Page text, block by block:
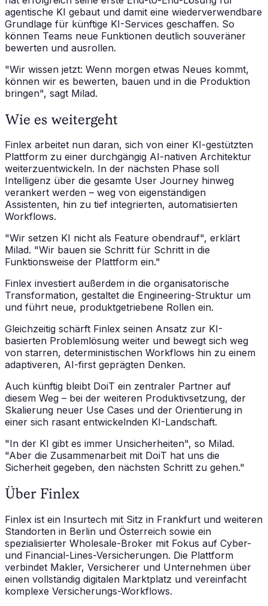
agentische KI gebaut und damit eine wiederverwendbare
Grundlage für künftige KI-Services geschaffen. So
können Teams neue Funktionen deutlich souveräner
bewerten und ausrollen.
"Wir wissen jetzt: Wenn morgen etwas Neues kommt,
können wir es bewerten, bauen und in die Produktion
bringen", sagt Milad.
Wie es weitergeht
Finlex arbeitet nun daran, sich von einer KI-gestützten
Plattform zu einer durchgängig AI-nativen Architektur
weiterzuentwickeln. In der nächsten Phase soll
Intelligenz über die gesamte User Journey hinweg
verankert werden – weg von eigenständigen
Assistenten, hin zu tief integrierten, automatisierten
Workflows.
"Wir setzen KI nicht als Feature obendrauf", erklärt
Milad. "Wir bauen sie Schritt für Schritt in die
Funktionsweise der Plattform ein."
Finlex investiert außerdem in die organisatorische
Transformation, gestaltet die Engineering-Struktur um
und führt neue, produktgetriebene Rollen ein.
Gleichzeitig schärft Finlex seinen Ansatz zur KI-
basierten Problemlösung weiter und bewegt sich weg
von starren, deterministischen Workflows hin zu einem
adaptiveren, AI-first geprägten Denken.
Auch künftig bleibt DoiT ein zentraler Partner auf
diesem Weg – bei der weiteren Produktivsetzung, der
Skalierung neuer Use Cases und der Orientierung in
einer sich rasant entwickelnden KI-Landschaft.
"In der KI gibt es immer Unsicherheiten", so Milad.
"Aber die Zusammenarbeit mit DoiT hat uns die
Sicherheit gegeben, den nächsten Schritt zu gehen."
Über Finlex
Finlex ist ein Insurtech mit Sitz in Frankfurt und weiteren
Standorten in Berlin und Österreich sowie ein
spezialisierter Wholesale-Broker mit Fokus auf Cyber-
und Financial-Lines-Versicherungen. Die Plattform
verbindet Makler, Versicherer und Unternehmen über
einen vollständig digitalen Marktplatz und vereinfacht
komplexe Versicherungs-Workflows.